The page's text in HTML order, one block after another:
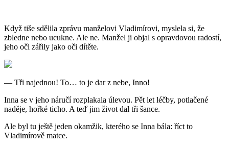
Když tiše sdělila zprávu manželovi Vladimírovi, myslela si, že
zbledne nebo ucukne. Ale ne. Manžel ji objal s opravdovou radostí,
jeho oči zářily jako oči dítěte.
— Tři najednou! To… to je dar z nebe, Inno!
Inna se v jeho náručí rozplakala úlevou. Pět let léčby, potlačené
naděje, hořké ticho. A teď jim život dal tři šance.
Ale byl tu ještě jeden okamžik, kterého se Inna bála: říct to
Vladimírově matce.